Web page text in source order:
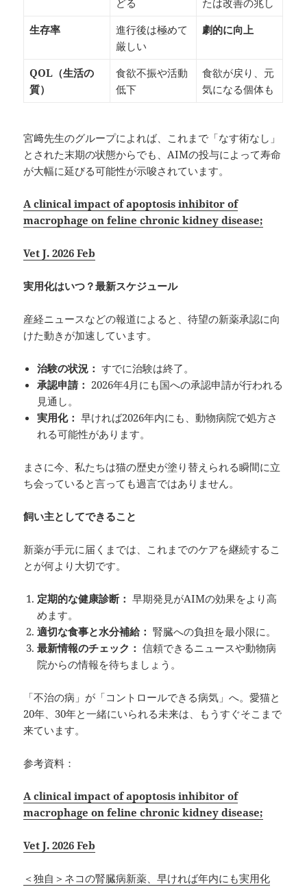
どる
たは改善の兆し
生存率
進行後は極めて
厳しい
劇的に向上
QOL（生活の
質）
食欲不振や活動
低下
食欲が戻り、元
気になる個体も
宮﨑先生のグループによれば、これまで「なす術なし」
とされた末期の状態からでも、AIMの投与によって寿命
が大幅に延びる可能性が示唆されています。
A clinical impact of apoptosis inhibitor of
macrophage on feline chronic kidney disease;
Vet J. 2026 Feb
実用化はいつ？最新スケジュール
産経ニュースなどの報道によると、待望の新薬承認に向
けた動きが加速しています。
治験の状況： すでに治験は終了。
承認申請： 2026年4月にも国への承認申請が行われる
見通し。
実用化： 早ければ2026年内にも、動物病院で処方さ
れる可能性があります。
まさに今、私たちは猫の歴史が塗り替えられる瞬間に立
ち会っていると言っても過言ではありません。
飼い主としてできること
新薬が手元に届くまでは、これまでのケアを継続するこ
とが何より大切です。
定期的な健康診断： 早期発見がAIMの効果をより高
めます。
適切な食事と水分補給： 腎臓への負担を最小限に。
最新情報のチェック： 信頼できるニュースや動物病
院からの情報を待ちましょう。
「不治の病」が「コントロールできる病気」へ。愛猫と
20年、30年と一緒にいられる未来は、もうすぐそこまで
来ています。
参考資料：
A clinical impact of apoptosis inhibitor of
macrophage on feline chronic kidney disease;
Vet J. 2026 Feb
＜独自＞ネコの腎臓病新薬、早ければ年内にも実用化